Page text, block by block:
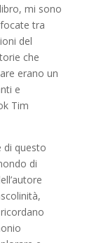
mi sono
tra
del
che
erano un
e
Tim
di questo
di